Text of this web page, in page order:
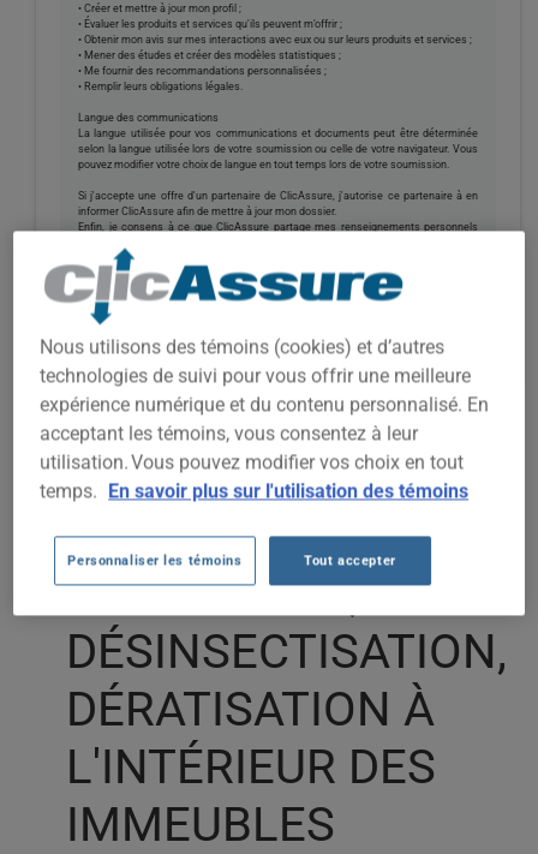
ASSURANCE
ENTREPRISE
FUMIGATION,
DÉSINSECTISATION,
DÉRATISATION À
L'INTÉRIEUR DES
IMMEUBLES
• Créer et mettre à jour mon profil ;
• Évaluer les produits et services qu'ils peuvent m’offrir ;
• Obtenir mon avis sur mes interactions avec eux ou sur leurs produits et services ;
• Mener des études et créer des modèles statistiques ;
• Me fournir des recommandations personnalisées ;
• Remplir leurs obligations légales.
Langue des communications
La langue utilisée pour vos communications et documents peut être déterminée
selon la langue utilisée lors de votre soumission ou celle de votre navigateur. Vous
pouvez modifier votre choix de langue en tout temps lors de votre soumission.
Si j'accepte une offre d'un partenaire de ClicAssure, j'autorise ce partenaire à en
informer ClicAssure afin de mettre à jour mon dossier.
Enfin, je consens à ce que ClicAssure partage mes renseignements personnels
soumis aux mêmes exigences en matière de sécurité et de protection des
renseignements personnels que ClicAssure. Dans le cadre de leurs activités, ils
peuvent utiliser et conserver certains de mes renseignements, entre autres pour
améliorer la performance, l'efficacité, la fiabilité et la sécurité de leurs produits.
Utilisation des témoins
Nous utilisons des témoins (cookies) et d’autres
technologies de suivi pour vous offrir une meilleure
expérience numérique et du contenu personnalisé. En
acceptant les témoins, vous consentez à leur
utilisation. Vous pouvez modifier vos choix en tout
temps. En savoir plus sur l'utilisation des témoins
Personnaliser les témoins Tout accepter